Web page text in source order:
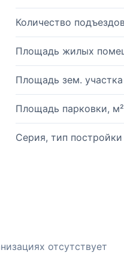
Количество
Площадь жилых
Площадь зем.
Площадь парковки,
Серия, тип постройки
отсутствует